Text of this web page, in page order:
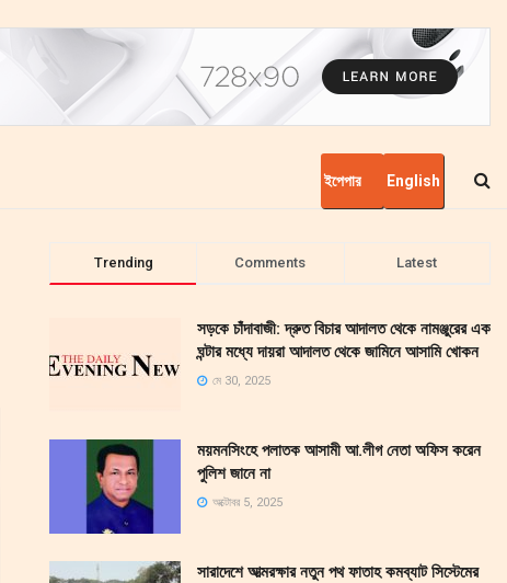
ইপেপার English
Trending Comments Latest
সড়কে চাঁদাবাজী: দ্রুত বিচার আদালত থেকে নামঞ্জুরের এক
ঘন্টার মধ্যে দায়রা আদালত থেকে জামিনে আসামি খোকন
মে 30, 2025
ময়মনসিংহে পলাতক আসামী আ.লীগ নেতা অফিস করেন
পুলিশ জানে না
অক্টোবর 5, 2025
সারাদেশে আত্মরক্ষার নতুন পথ ফাতাহ কমব্যাট সিস্টেমের